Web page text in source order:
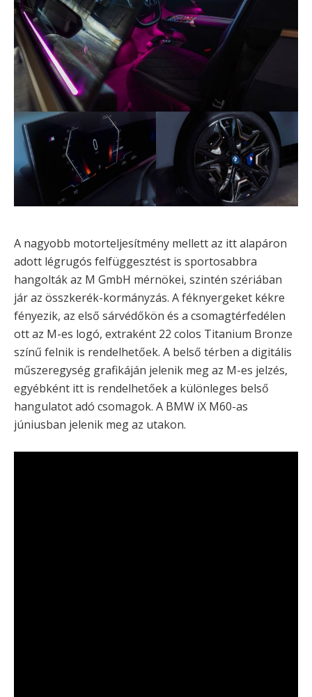
A nagyobb motorteljesítmény mellett az itt alapáron
adott légrugós felfüggesztést is sportosabbra
hangolták az M GmbH mérnökei, szintén szériában
jár az összkerék-kormányzás. A féknyergeket kékre
fényezik, az első sárvédőkön és a csomagtérfedélen
ott az M-es logó, extraként 22 colos Titanium Bronze
színű felnik is rendelhetőek. A belső térben a digitális
műszeregység grafikáján jelenik meg az M-es jelzés,
egyébként itt is rendelhetőek a különleges belső
hangulatot adó csomagok. A BMW iX M60-as
júniusban jelenik meg az utakon.